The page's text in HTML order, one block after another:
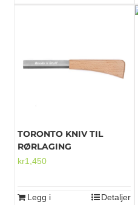
TORONTO KNIV TIL
RØRLAGING
kr1,450
Legg i
Detaljer